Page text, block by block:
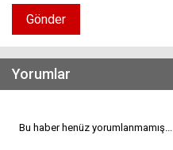
Gönder
Yorumlar
Bu haber henüz yorumlanmamış...